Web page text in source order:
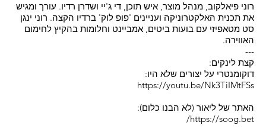
רוני פיאלקוב, מנהל מוצר, איש תוכן, די ג'יי ושדרן רדיו. עורך ומגיש
את תכנית האלקטרוניקה ועניינים 'פופ לוק' ברדיו הקצה. רוני ינגן
סט מטאפיזי עם בועות ביטים, אמביינט וחלומות בהקיץ לחימום
האווירה.
---
קצת לינקים:
דוקומנטרי על יצורים שלא היו:
https://youtu.be/Nk3TiIMtFSs
האתר של ליאור (לא הבנו כלום):
https://soog.bet/